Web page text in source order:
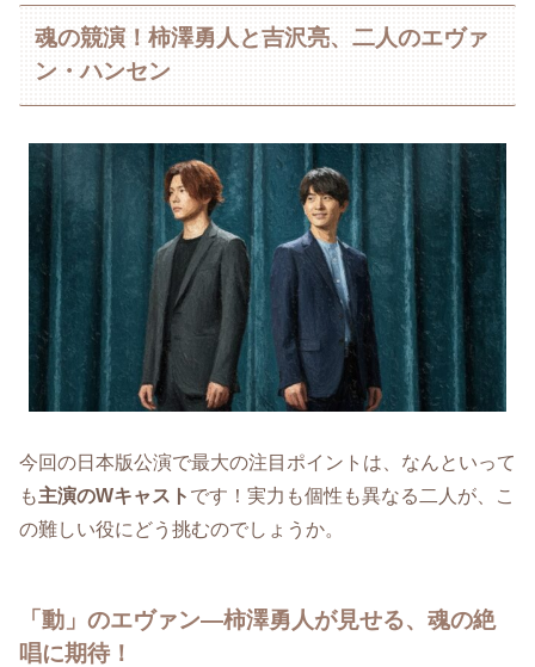
魂の競演！柿澤勇人と吉沢亮、二人のエヴァ
ン・ハンセン
今回の日本版公演で最大の注目ポイントは、なんといって
も主演のWキャスト です！実力も個性も異なる二人が、こ
の難しい役にどう挑むのでしょうか。
「動」のエヴァン―柿澤勇人が見せる、魂の絶
唱に期待！